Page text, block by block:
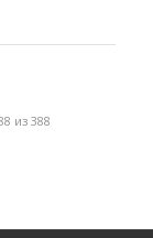
из 388